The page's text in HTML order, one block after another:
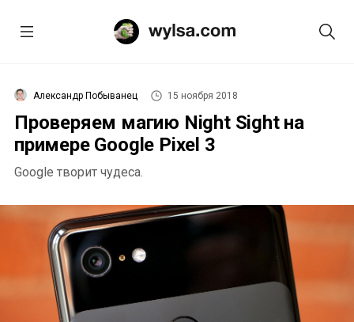
Александр Побыванец 15 ноября 2018
Проверяем магию Night Sight на
примере Google Pixel 3
Google творит чудеса.